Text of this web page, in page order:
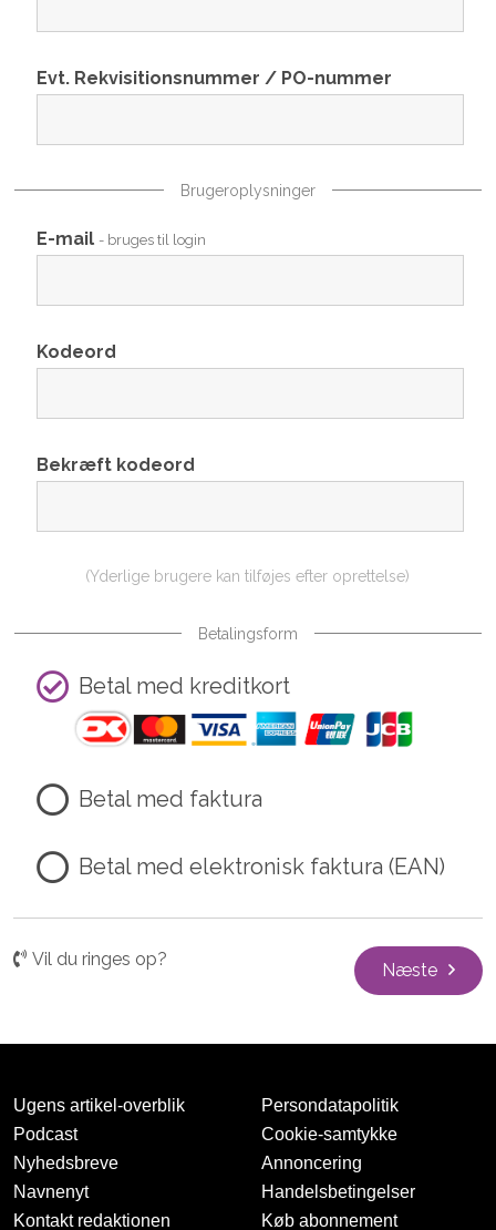
Evt. Rekvisitionsnummer / PO-nummer
Brugeroplysninger
E-mail - bruges til login
Kodeord
Bekræft kodeord
(Yderlige brugere kan tilføjes efter oprettelse)
Betalingsform
Betal med kreditkort
Betal med faktura
Betal med elektronisk faktura (EAN)
Vil du ringes op?
Næste
Ugens artikel-overblik
Podcast
Nyhedsbreve
Navnenyt
Kontakt redaktionen
Persondatapolitik
Cookie-samtykke
Annoncering
Handelsbetingelser
Køb abonnement